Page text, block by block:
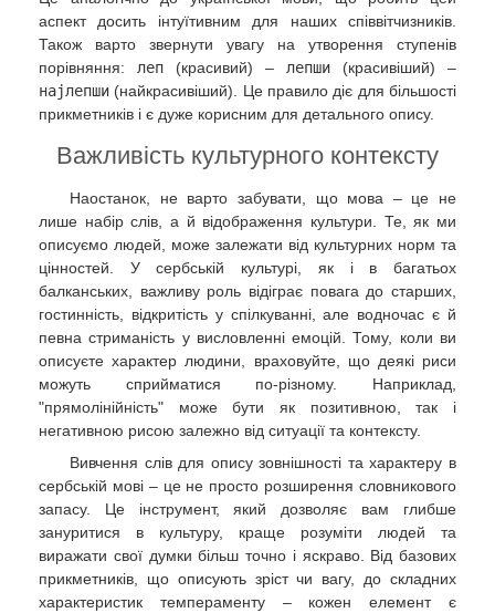
аспект досить інтуїтивним для наших співвітчизників.
Також варто звернути увагу на утворення ступенів
порівняння: леп (красивий) – лепши (красивіший) –
најлепши (найкрасивіший). Це правило діє для більшості
прикметників і є дуже корисним для детального опису.
Важливість культурного контексту
Наостанок, не варто забувати, що мова – це не
лише набір слів, а й відображення культури. Те, як ми
описуємо людей, може залежати від культурних норм та
цінностей. У сербській культурі, як і в багатьох
балканських, важливу роль відіграє повага до старших,
гостинність, відкритість у спілкуванні, але водночас є й
певна стриманість у висловленні емоцій. Тому, коли ви
описуєте характер людини, враховуйте, що деякі риси
можуть сприйматися по-різному. Наприклад,
"прямолінійність" може бути як позитивною, так і
негативною рисою залежно від ситуації та контексту.
Вивчення слів для опису зовнішності та характеру в
сербській мові – це не просто розширення словникового
запасу. Це інструмент, який дозволяє вам глибше
зануритися в культуру, краще розуміти людей та
виражати свої думки більш точно і яскраво. Від базових
прикметників, що описують зріст чи вагу, до складних
характеристик темпераменту – кожен елемент є